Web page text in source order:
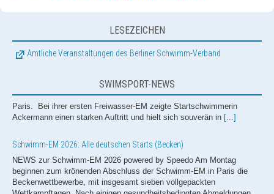
LESEZEICHEN
Amtliche Veranstaltungen des Berliner Schwimm-Verband
SWIMSPORT-NEWS
Schwimm-EM 2026: Alle deutschen Starts (Becken)
NEWS zur Schwimm-EM 2026 powered by Speedo Am Montag
Beckenwettbewerbe, mit insgesamt sieben vollgepackten
Wettkampftagen. Nach einigen gesundheitsbedingten Abmeldungen,
schickt das deutsche Team 36 Aktive an den Start. Mit Ausnahme der
50m Rücken bei den Damen werden die deutschen Farben somit über
alle Strecken vertreten sein, inklusive aller neun Staffeln. Die